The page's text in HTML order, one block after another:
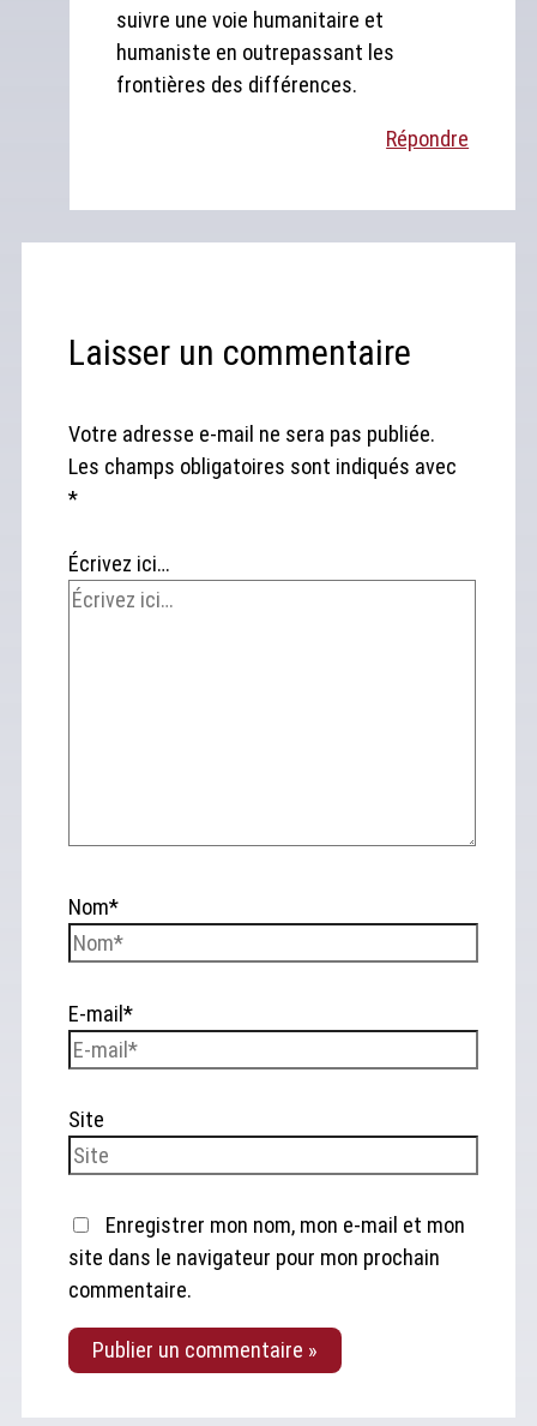
suivre une voie humanitaire et
humaniste en outrepassant les
frontières des différences.
Répondre
Laisser un commentaire
Votre adresse e-mail ne sera pas publiée.
Les champs obligatoires sont indiqués avec
*
Écrivez ici…
Nom*
E-mail*
Site
Enregistrer mon nom, mon e-mail et mon
site dans le navigateur pour mon prochain
commentaire.